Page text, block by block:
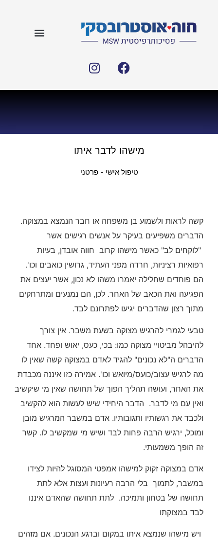
מישהו לדבר איתו
טיפול אישי - פרטני
קשה לראות ולשמוע בן משפחה או חבר הנמצא במצוקה.
הדברים משפיעים בעיקר על אנשים רגישים אשר
"לוקחים לב" כאשר מישהו קרוב חווה אובדן, בעיות
רפואיות רציניות, חרדה מפני העתיד, גרושין כואבים וכו'.
הם פוחדים שחלילה יאמרו משהו לא נכון, אשר יעצים את
הפגיעה ואת הכאב של האחר. לכן, הם נמנעים ומתרחקים
מתוך רצון שהדברים יגיעו לפתרונם לבד.
טבעי לגמרי להרגיש מצוקה בשעת משבר. אין צורך
להיבהל מביטויי מצוקה כמו: בכי, כעס, יאוש ופחד. אחד
הדברים ה"לא נכונים" להגיד לאדם במצוקה קשה שאין לו
מה לרגיש עצוב/כועס/מיואש וכו'. אמירה כזו איננה מכבדת
את האחר, ועושה תהליך הפוך של תחושה שאין מי שיקשיב
ואין עם מי לדבר. הדבר היחידי שיש לעשות הוא להקשיב
ולכבד את רגשותיו ותגובותיו. אדם במשבר המרגיש מובן
ומוכל, ירגיש הרבה פחות לבד ושיש מי שמקשיב לו. קשר
זה הופך משמעותי.
אדם במצוקה זקוק למישהו אמפטי המסוגל להיות לצידו
במשבר, לתמוך בלי הרבה רעיונות ועצות אלא לתת
תחושה של בטחון ותמיכה. לתת תחושה שהאדם איננו
לבד במצוקתו
ויש מישהו שנמצא איתו במקום וברגע הנכונים. אם מזהים